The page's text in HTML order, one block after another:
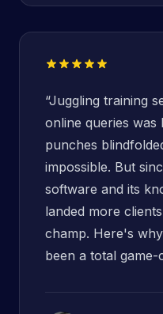
“Juggling training
online queries was
punches
impossible. But
software and its
landed more
champ. Here's
been a total